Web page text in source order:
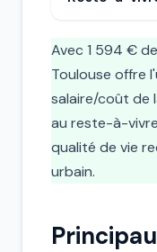
Avec 1 594 €
Toulouse offre
salaire/coût de
au reste-à-
qualité de vie
urbain.